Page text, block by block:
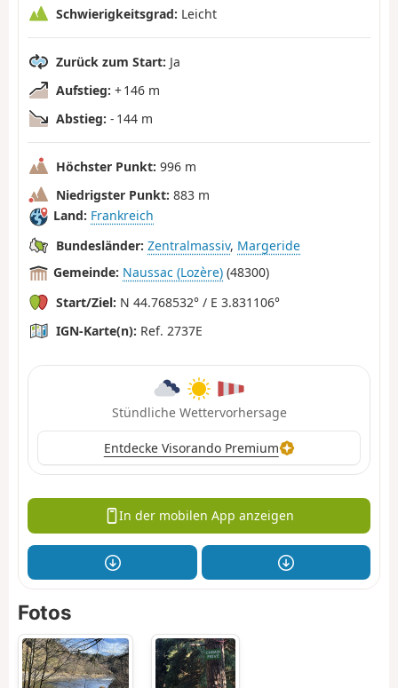
Schwierigkeitsgrad: Leicht
Zurück zum Start: Ja
Aufstieg: + 146 m
Abstieg: - 144 m
Höchster Punkt: 996 m
Niedrigster Punkt: 883 m
Land: Frankreich
Bundesländer: Zentralmassiv, Margeride
Gemeinde: Naussac (Lozère) (48300)
Start/Ziel: N 44.768532° / E 3.831106°
IGN-Karte(n): Ref. 2737E
Stündliche Wettervorhersage
Entdecke Visorando Premium
In der mobilen App anzeigen
Fotos